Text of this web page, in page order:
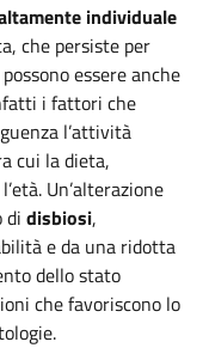
individuale
che persiste per
essere anche
i fattori che
l’attività
cui la dieta,
Un’alterazione
di disbiosi,
e da una ridotta
dello stato
che favoriscono lo